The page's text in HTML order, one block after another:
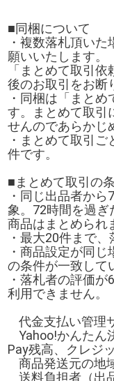
■同梱について
・複数落札頂い
願いいたします。
「まとめて取引
後のお取引をお断
・同梱は「まと
す。まとめて取引
せんのであらかじ
・まとめて取引
件です。
■まとめて取引の
・同じ出品者か
象。72時間を過ぎ
商品はまとめられ
・最大20件まで
・商品設定が同
の条件が一致して
・落札者の評価
利用できません。
代金支払い管理
Yahoo!かんたん
Pay残高、クレジ
商品発送元の地
送料負担者（出